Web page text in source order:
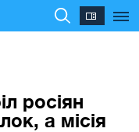
росіян
а місія